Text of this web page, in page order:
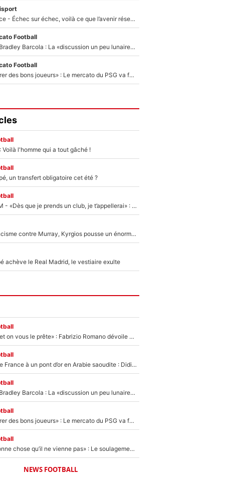
Tour de France - Échec sur échec, voilà ce que l’avenir réserve à Paul Seixas : «Tant qu’il y aura un Pogacar comme celui-là...»
Football
Transfert de Bradley Barcola : La «discussion un peu lunaire» qui l'a convaincu de quitter le PSG, son entourage est pointé du doigt
Football
«Ça peut attirer des bons joueurs» : Le mercato du PSG va faire des victimes dans l'effectif de Luis Enrique ?
Voilà l'homme qui a tout gâché !
un transfert obligatoire cet été ?
Mercato - OM - «Dès que je prends un club, je t’appellerai» : La promesse de Marcelino au moment de claquer la porte
Victime de racisme contre Murray, Kyrgios pousse un énorme coup de gueule !
achève le Real Madrid, le vestiaire exulte
«On l’achète et on vous le prête» : Fabrizio Romano dévoile déjà la stratégie du PSG avec le transfert de Zion Suzuki !
De l’équipe de France à un pont d’or en Arabie saoudite : Didier Deschamps a donné sa réponse !
Transfert de Bradley Barcola : La «discussion un peu lunaire» qui l'a convaincu de quitter le PSG, son entourage est pointé du doigt
«Ça peut attirer des bons joueurs» : Le mercato du PSG va faire des victimes dans l'effectif de Luis Enrique ?
«C’est une bonne chose qu’il ne vienne pas» : Le soulagement de l'After Foot après le transfert avorté de Yan Diomandé au PSG
NEWS FOOTBALL